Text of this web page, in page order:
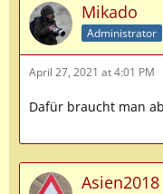
Mikado
Administrator
April 27, 2021 at 4:01 PM
Dafür braucht man
Asien2018